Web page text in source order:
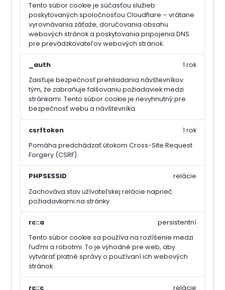
Tento súbor cookie je súčasťou služieb
poskytovaných spoločnosťou Cloudflare – vrátane
vyrovnávania záťaže, doručovania obsahu
webových stránok a poskytovania pripojenia DNS
pre prevádzkovateľov webových stránok.
_auth
Zaisťuje bezpečnosť prehliadania návštevníkov
tým, že zabraňuje falšovaniu požiadaviek medzi
stránkami. Tento súbor cookie je nevyhnutný pre
bezpečnosť webu a návštevníka.
1 rok
csrftoken
Pomáha predchádzať útokom Cross-Site Request
Forgery (CSRF).
1 rok
PHPSESSID
Zachováva stav užívateľskej relácie naprieč
požiadavkami na stránky.
relácie
rc::a
Tento súbor cookie sa používa na rozlíšenie medzi
ľuďmi a robotmi. To je výhodné pre web, aby
vytvárať platné správy o používaní ich webových
stránok.
persistentní
rc::c
relácie